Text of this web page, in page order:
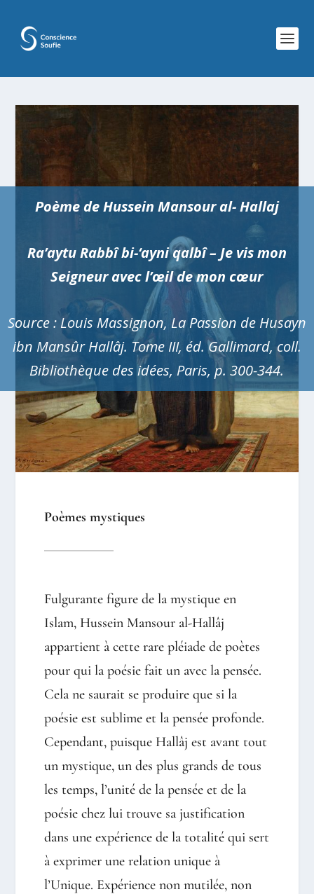
Poème deHussein Mansour al-Hallaj
Ra’aytu Rabbî bi-‘ayni qalbî – Je vis mon
Seigneur avec l’œil de mon cœur
Source :Louis Massignon, La Passion de Husayn
ibn Mansûr Hallâj. Tome III, éd. Gallimard, coll.
Bibliothèque des idées, Paris, p. 300-344.
Poèmes mystiques
Fulgurante figure de la mystique en
Islam, Hussein Mansour al-Hallâj
appartient à cette rare pléiade de poètes
pour qui la poésie fait un avec la pensée.
Cela ne saurait se produire que si la
poésie est sublime et la pensée profonde.
Cependant, puisque Hallâj est avant tout
un mystique, un des plus grands de tous
les temps, l’unité de la pensée et de la
poésie chez lui trouve sa justification
dans une expérience de la totalité qui sert
à exprimer une relation unique à
l’Unique. Expérience non mutilée, non